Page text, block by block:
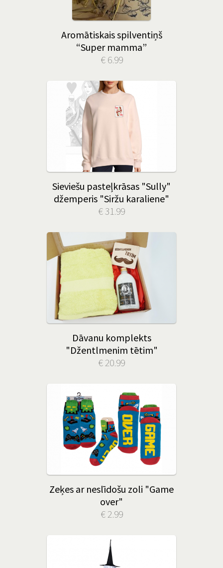
Aromātiskais spilventiņš
“Super mamma”
€ 6.99
Sieviešu pasteļkrāsas "Sully"
džemperis "Siržu karaliene"
€ 31.99
Dāvanu komplekts
"Džentlmenim tētim"
€ 20.99
Zeķes ar neslīdošu zoli "Game
over"
€ 2.99